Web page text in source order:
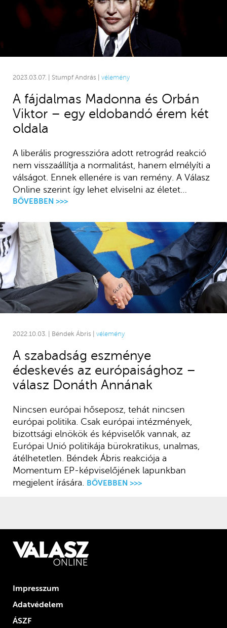
2023.03.07. | Stumpf András | vélemény
A fájdalmas Madonna és Orbán
Viktor – egy eldobandó érem két
oldala
A liberális progresszióra adott retrográd reakció
nem visszaállítja a normalitást, hanem elmélyíti a
válságot. Ennek ellenére is van remény. A Válasz
Online szerint így lehet elviselni az életet…
BŐVEBBEN >>>
2022.10.03. | Béndek Ábris | vélemény
A szabadság eszménye
édeskevés az európaisághoz –
válasz Donáth Annának
Nincsen európai hőseposz, tehát nincsen
európai politika. Csak európai intézmények,
bizottsági elnökök és képviselők vannak, az
Európai Unió politikája bürokratikus, unalmas,
átélhetetlen. Béndek Ábris reakciója a
Momentum EP-képviselőjének lapunkban
megjelent írására.
BŐVEBBEN >>>
Impresszum
Adatvédelem
ÁSZF